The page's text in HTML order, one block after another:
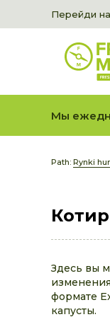
Перейди
Мы
Path: Rynki
Здесь вы
формате
капусты.